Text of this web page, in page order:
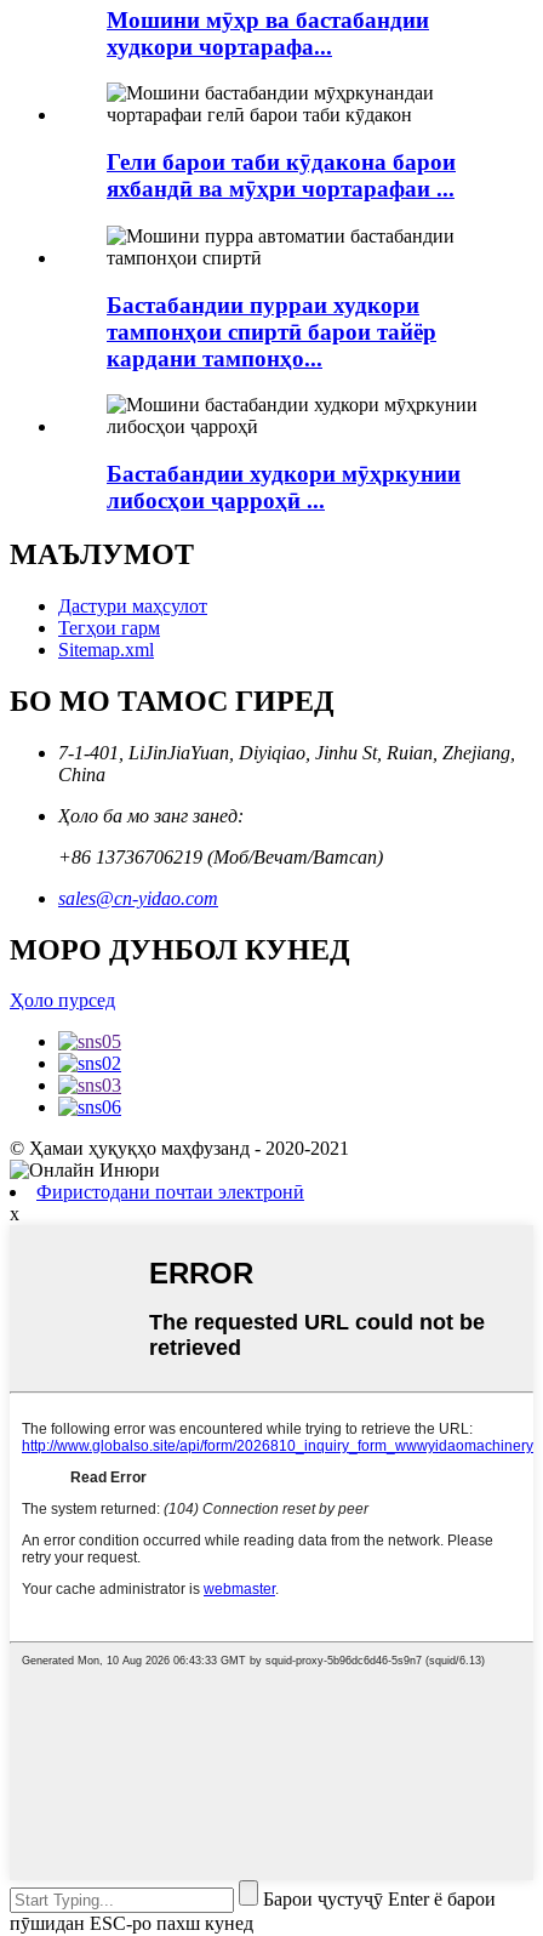
Мошини мӯҳр ва бастабандии
худкори чортарафа...
Гели барои таби кӯдакона барои
яхбандӣ ва мӯҳри чортарафаи ...
Бастабандии пурраи худкори
тампонҳои спиртӣ барои тайёр
кардани тампонҳо...
Бастабандии худкори мӯҳркунии
либосҳои ҷарроҳӣ ...
МАЪЛУМОТ
Дастури маҳсулот
Тегҳои гарм
Sitemap.xml
БО МО ТАМОС ГИРЕД
7-1-401, LiJinJiaYuan, Diyiqiao, Jinhu St, Ruian, Zhejiang,
China
Ҳоло ба мо занг занед:
+86 13736706219 (Моб/Вечат/Ватсап)
sales@cn-yidao.com
МОРО ДУНБОЛ КУНЕД
Ҳоло пурсед
© Ҳамаи ҳуқуқҳо маҳфузанд - 2020-2021
Фиристодани почтаи электронӣ
x
Барои ҷустуҷӯ Enter ё барои
пӯшидан ESC-ро пахш кунед